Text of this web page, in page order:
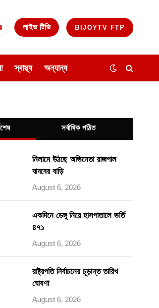
লাইভ টিভি BIJOYTV FTP
স্বাস্থ্য অন্যান্য
সর্বাধিক পঠিত
নিলামে উঠছে অভিনেতা রাজপাল
যাদবের বাড়ি
August 6, 2026
একদিনে ডেঙ্গু নিয়ে হাসপাতালে ভর্তি
৪৭১
August 6, 2026
রাষ্ট্রপতি নির্বাচনের চূড়ান্ত তারিখ
ঘোষণা
August 6, 2026